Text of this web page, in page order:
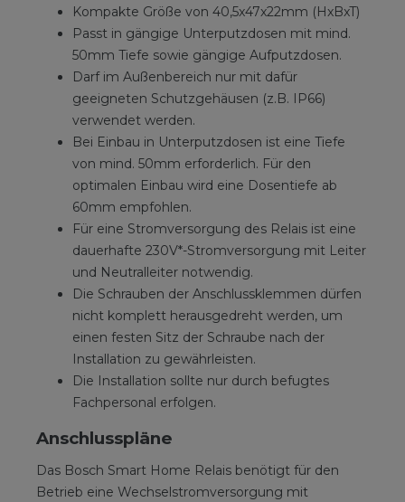
Kompakte Größe von 40,5x47x22mm (HxBxT)
Passt in gängige Unterputzdosen mit mind.
50mm Tiefe sowie gängige Aufputzdosen.
Darf im Außenbereich nur mit dafür
geeigneten Schutzgehäusen (z.B. IP66)
verwendet werden.
Bei Einbau in Unterputzdosen ist eine Tiefe
von mind. 50mm erforderlich. Für den
optimalen Einbau wird eine Dosentiefe ab
60mm empfohlen.
Für eine Stromversorgung des Relais ist eine
dauerhafte 230V*-Stromversorgung mit Leiter
und Neutralleiter notwendig.
Die Schrauben der Anschlussklemmen dürfen
nicht komplett herausgedreht werden, um
einen festen Sitz der Schraube nach der
Installation zu gewährleisten.
Die Installation sollte nur durch befugtes
Fachpersonal erfolgen.
Anschlusspläne
Das Bosch Smart Home Relais benötigt für den
Betrieb eine Wechselstromversorgung mit